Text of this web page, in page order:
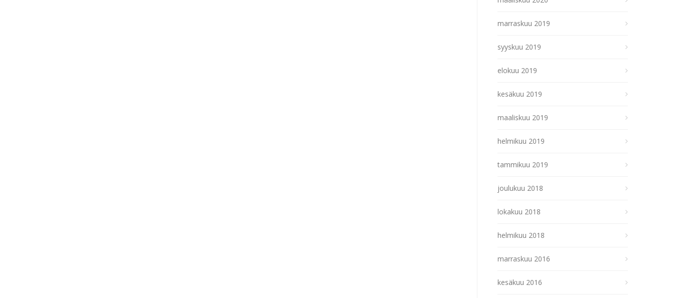
marraskuu 2019
syyskuu 2019
elokuu 2019
kesäkuu 2019
maaliskuu 2019
helmikuu 2019
tammikuu 2019
joulukuu 2018
lokakuu 2018
helmikuu 2018
marraskuu 2016
kesäkuu 2016